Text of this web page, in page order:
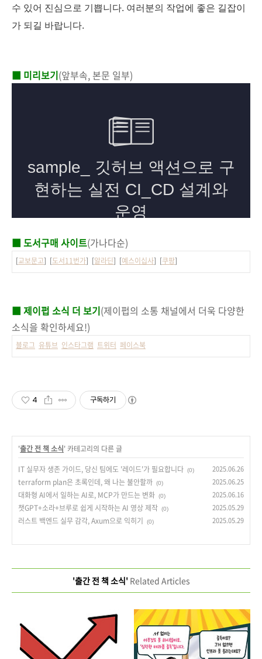
수 있어 진심으로 기쁩니다. 여러분의 작업에 좋은 길잡이
가 되길 바랍니다.
■ 미리보기(앞부속, 본문 일부)
■ 도서구매 사이트(가나다순)
[교보문고] [도서11번가] [알라딘] [예스이십사] [쿠팡]
■ 제이펍 소식 더 보기(제이펍의 소통 채널에서 더욱 다양한
소식을 확인하세요!)
블로그 유튜브 인스타그램 트위터 페이스북
4 구독하기
'출간 전 책 소식' 카테고리의 다른 글
IT 실무자 생존 가이드, 당신 팀에도 '레이드'가 필요합니다 (0) 2025.06.26
terraform plan은 초록인데, 왜 나는 불안할까 (0) 2025.06.25
대화형 AI에서 일하는 AI로, MCP가 만드는 변화 (0) 2025.06.16
챗GPT+소라+브루로 쉽게 시작하는 AI 영상 제작 (0) 2025.05.29
러스트 백엔드 실무 감각, Axum으로 익히기 (0) 2025.05.29
'출간 전 책 소식'Related Articles